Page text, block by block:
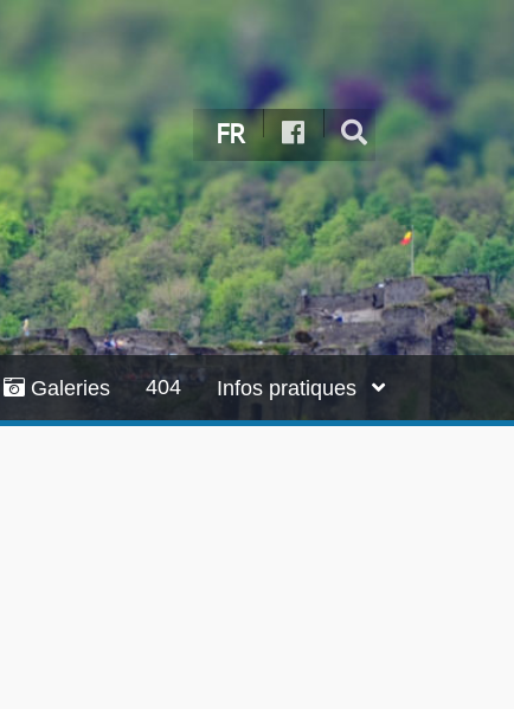
FR
Galeries 404 Infos pratiques